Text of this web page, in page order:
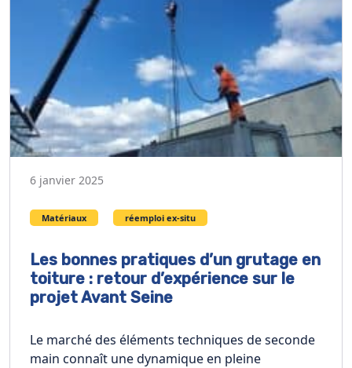
6 janvier 2025
Matériaux réemploi ex-situ
Les bonnes pratiques d’un grutage en
toiture : retour d’expérience sur le
projet Avant Seine
Le marché des éléments techniques de seconde
main connaît une dynamique en pleine